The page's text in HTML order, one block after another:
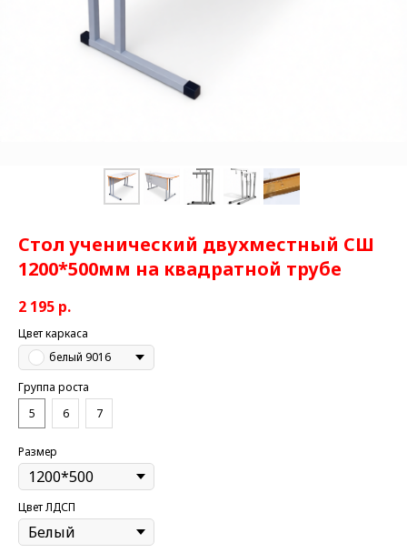
Стол ученический двухместный СШ
1200*500мм на квадратной трубе
2 195 р.
Цвет каркаса
белый 9016
Группа роста
5
6 7
Размер
Цвет ЛДСП